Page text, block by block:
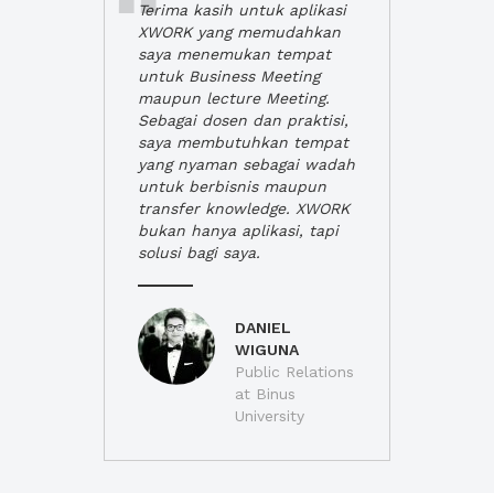
Terima kasih untuk aplikasi
XWORK yang memudahkan
saya menemukan tempat
untuk Business Meeting
maupun lecture Meeting.
Sebagai dosen dan praktisi,
saya membutuhkan tempat
yang nyaman sebagai wadah
untuk berbisnis maupun
transfer knowledge. XWORK
bukan hanya aplikasi, tapi
solusi bagi saya.
DANIEL
WIGUNA
Public Relations
at Binus
University